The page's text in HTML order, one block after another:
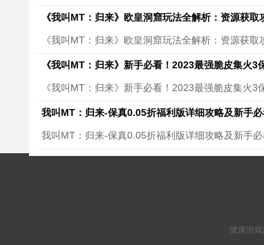
《我叫MT：归来》欧皇洞窟玩法全解析：资源获取
《我叫MT：归来》欧皇洞窟玩法全解析：资源获取
《我叫MT：归来》新手必看！2023最强脆皮集火3
《我叫MT：归来》新手必看！2023最强脆皮集火3
我叫MT：归来-保真0.05折福利版详细攻略及新手
我叫MT：归来-保真0.05折福利版详细攻略及新手
健康游